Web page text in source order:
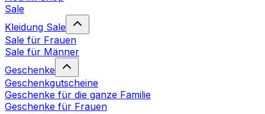
Sale
Kleidung Sale
Sale für Frauen
Sale für Männer
Geschenke
Geschenkgutscheine
Geschenke für die ganze Familie
Geschenke für Frauen